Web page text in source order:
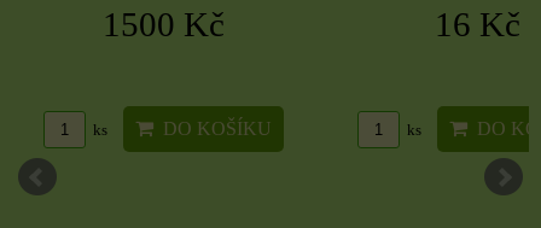
1500 Kč
ks DO KOŠÍKU
16 Kč
ks DO